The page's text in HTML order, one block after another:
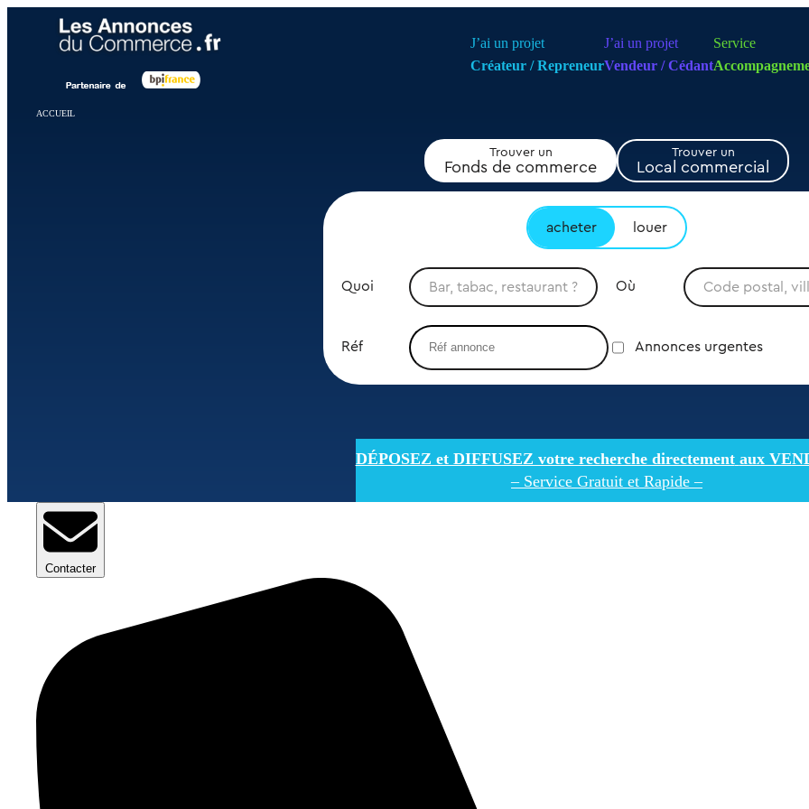
J’ai un projet
Créateur / Repreneur
J’ai un projet
Vendeur / Cédant
Service
ACCUEIL
Trouver un
Fonds de commerce
Trouver un
Local commercial
acheter louer
Quoi Où
Réf Annonces urgentes
DÉPOSEZ et DIFFUSEZ votre recherche directement aux
– Service Gratuit et Rapide –
Contacter
Panneau de gestion des cookies